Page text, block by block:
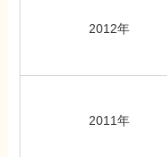
2012年
2011年